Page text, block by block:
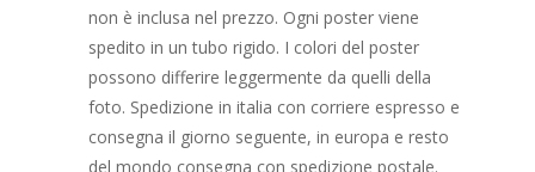
non è inclusa nel prezzo. Ogni poster viene
spedito in un tubo rigido. I colori del poster
possono differire leggermente da quelli della
foto. Spedizione in italia con corriere espresso e
consegna il giorno seguente, in europa e resto
del mondo consegna con spedizione postale.